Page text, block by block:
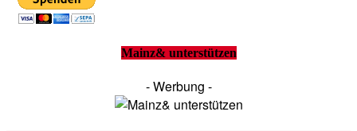
Mainz& unterstützen
- Werbung -